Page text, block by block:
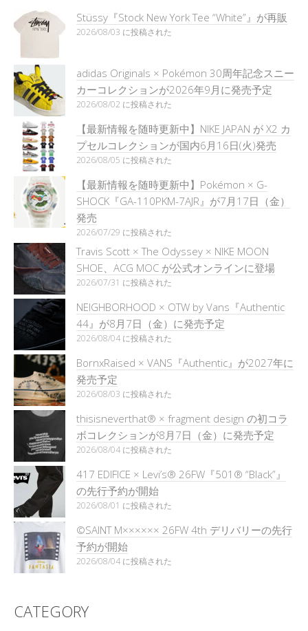
Stüssy『Stock New York Tee “White”』が再販
2026/08/03 に投稿された
adidas Originals × Pokémon 30周年記念スニー
カーコレクションが2026年9月に発売予定
2026/08/02 に投稿された
【最新情報を随時更新中】NIKE JAPAN が X2 カ
プセルコレクションが国内6月16日(火)発売
2026/08/05 に投稿された
【最新情報を随時更新中】Pokémon × G-
SHOCK『GA-110PKM-7AJR』が7月17日（金）
発売
2026/07/29 に投稿された
Travis Scott × The Odyssey × NIKE MOON
SHOE、ACG MOC が公式オンラインに登場
2026/07/31 に投稿された
NEIGHBORHOOD × OTW by Vans『Authentic
44』が8月7日（金）に発売予定
2026/08/04 に投稿された
BornxRaised × VANS『Authentic』が2027年に
発売予定
2026/08/03 に投稿された
thisisneverthat® × fragment design の初コラ
ボコレクションが8月7日（金）に発売予定
2026/08/04 に投稿された
417 EDIFICE × Levi’s® 26FW『501®︎ “Black”』
の先行予約が開始
2026/08/01 に投稿された
©SAINT M×××××× 26FW 4th デリバリーの先行
予約が開始
2026/08/04 に投稿された
CATEGORY